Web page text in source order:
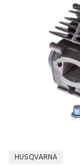
PRODUCENT
HUSQVARNA